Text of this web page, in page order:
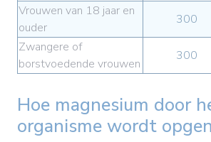
Vrouwen van 18 jaar en
ouder
300
Zwangere of
borstvoedende vrouwen
300
Hoe magnesium door
organisme wordt